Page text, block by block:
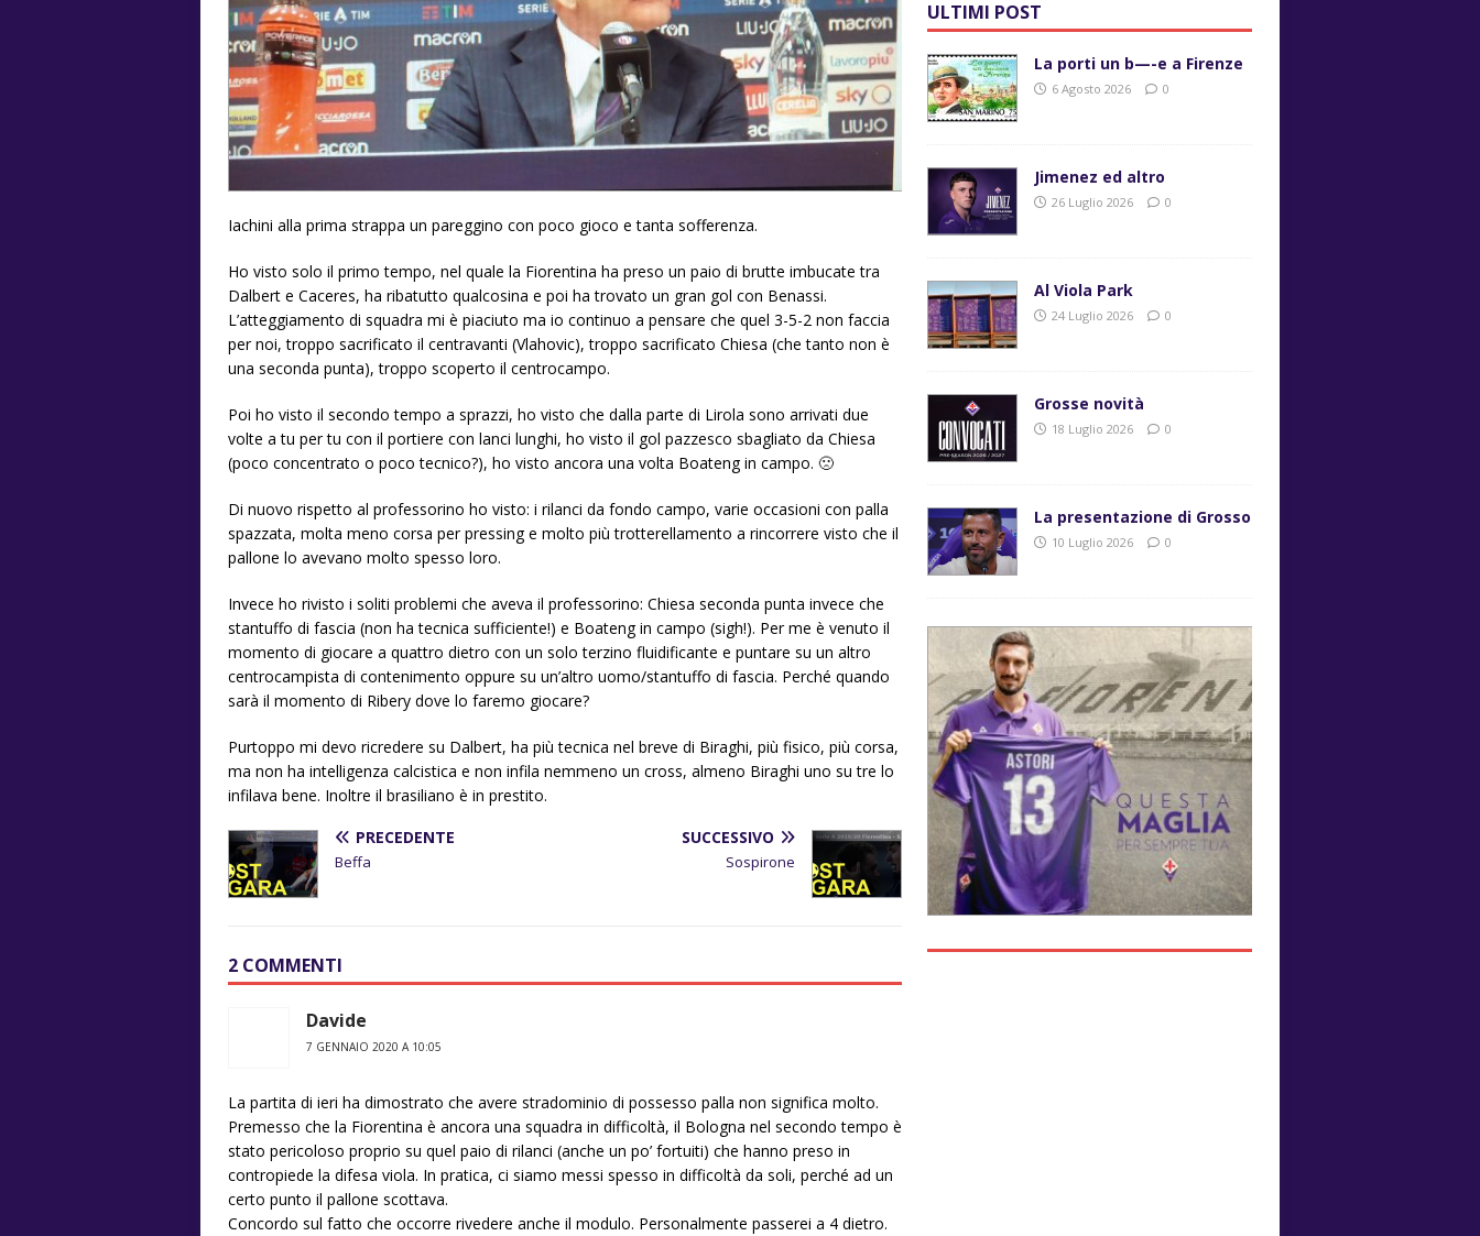
Iachini alla prima strappa un pareggino con poco gioco e tanta sofferenza.
Ho visto solo il primo tempo, nel quale la Fiorentina ha preso un paio di brutte imbucate tra
Dalbert e Caceres, ha ribatutto qualcosina e poi ha trovato un gran gol con Benassi.
L’atteggiamento di squadra mi è piaciuto ma io continuo a pensare che quel 3-5-2 non faccia
per noi, troppo sacrificato il centravanti (Vlahovic), troppo sacrificato Chiesa (che tanto non è
una seconda punta), troppo scoperto il centrocampo.
Poi ho visto il secondo tempo a sprazzi, ho visto che dalla parte di Lirola sono arrivati due
volte a tu per tu con il portiere con lanci lunghi, ho visto il gol pazzesco sbagliato da Chiesa
(poco concentrato o poco tecnico?), ho visto ancora una volta Boateng in campo. 🙁
Di nuovo rispetto al professorino ho visto: i rilanci da fondo campo, varie occasioni con palla
spazzata, molta meno corsa per pressing e molto più trotterellamento a rincorrere visto che il
pallone lo avevano molto spesso loro.
Invece ho rivisto i soliti problemi che aveva il professorino: Chiesa seconda punta invece che
stantuffo di fascia (non ha tecnica sufficiente!) e Boateng in campo (sigh!). Per me è venuto il
momento di giocare a quattro dietro con un solo terzino fluidificante e puntare su un altro
centrocampista di contenimento oppure su un’altro uomo/stantuffo di fascia. Perché quando
sarà il momento di Ribery dove lo faremo giocare?
Purtoppo mi devo ricredere su Dalbert, ha più tecnica nel breve di Biraghi, più fisico, più corsa,
ma non ha intelligenza calcistica e non infila nemmeno un cross, almeno Biraghi uno su tre lo
infilava bene. Inoltre il brasiliano è in prestito.
PRECEDENTE
Beffa
SUCCESSIVO
Sospirone
2 COMMENTI
Davide
7 GENNAIO 2020 A 10:05
La partita di ieri ha dimostrato che avere stradominio di possesso palla non significa molto.
Premesso che la Fiorentina è ancora una squadra in difficoltà, il Bologna nel secondo tempo è
stato pericoloso proprio su quel paio di rilanci (anche un po’ fortuiti) che hanno preso in
contropiede la difesa viola. In pratica, ci siamo messi spesso in difficoltà da soli, perché ad un
certo punto il pallone scottava.
Concordo sul fatto che occorre rivedere anche il modulo. Personalmente passerei a 4 dietro.
ULTIMI POST
La porti un b—-e a Firenze
6 Agosto 2026 0
Jimenez ed altro
26 Luglio 2026 0
Al Viola Park
24 Luglio 2026 0
Grosse novità
18 Luglio 2026 0
La presentazione di Grosso
10 Luglio 2026 0